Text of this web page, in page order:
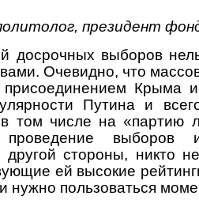
президент
досрочных выборов
Очевидно, что
присоединением Крыма
Путина и
том числе на «партию
выборов
другой стороны, никто
ей высокие
нужно пользоваться